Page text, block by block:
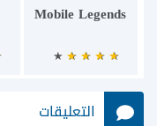
Mobile Legends
التعليقات